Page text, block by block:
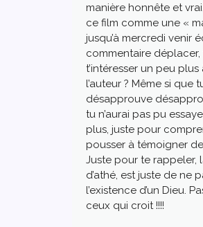
manière honnête et
ce film comme une «
jusqu’à mercredi venir
commentaire
t’intéresser un peu
l’auteur ? Même si que
désapprouve
tu n’aurai pas pu
plus, juste pour
pousser à témoigner
Juste pour te rappeler,
d’athé, est juste de ne
l’existence d’un Dieu.
ceux qui croit !!!!